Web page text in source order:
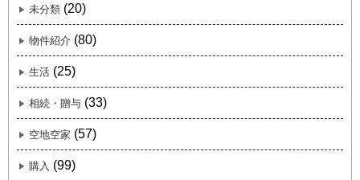
未分類 (20)
物件紹介 (80)
生活 (25)
相続・贈与 (33)
空地空家 (57)
購入 (99)